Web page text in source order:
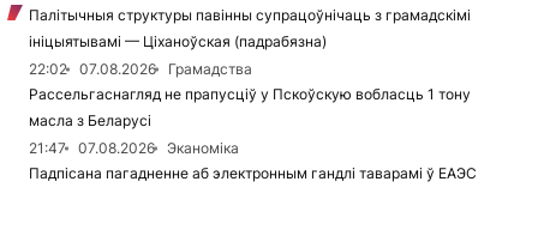
Палітычныя структуры павінны супрацоўнічаць з грамадскімі
ініцыятывамі — Ціханоўская (падрабязна)
22:02
07.08.2026
Грамадства
Рассельгаснагляд не прапусціў у Пскоўскую вобласць 1 тону
масла з Беларусі
21:47
07.08.2026
Эканоміка
Падпісана пагадненне аб электронным гандлі таварамі ў ЕАЭС